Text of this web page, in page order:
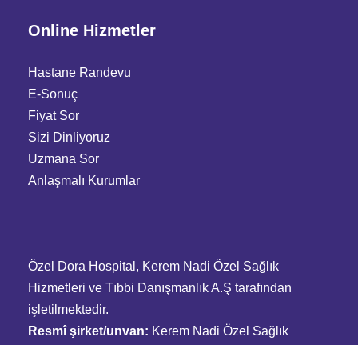
Online Hizmetler
Hastane Randevu
E-Sonuç
Fiyat Sor
Sizi Dinliyoruz
Uzmana Sor
Anlaşmalı Kurumlar
Özel Dora Hospital, Kerem Nadi Özel Sağlık
Hizmetleri ve Tıbbi Danışmanlık A.Ş tarafından
işletilmektedir.
Resmî şirket/unvan: Kerem Nadi Özel Sağlık